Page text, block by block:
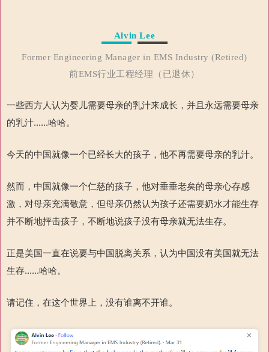
Alvin Lee
Former Engineering Manager in EMS Industry (Retired)
前EMS行业工程经理（已退休）
一些西方人认为婴儿需要母亲的乳汁来成长，并且永远需要母亲
的乳汁......哈哈。
今天的中国就像一个已经长大的孩子，他不再需要母亲的乳汁。
然而，中国就像一个仁慈的孩子，他对垂垂老矣的母亲心存感
激，对母亲充满敬意，但母亲仍然认为孩子还需要奶水才能生存
并不断地抨击孩子，不断地说孩子没有母亲就无法生存。
正是美国一直在说要与中国脱离关系，认为中国没有美国就无法
生存......哈哈。
请记住，在这个世界上，没有谁离不开谁。